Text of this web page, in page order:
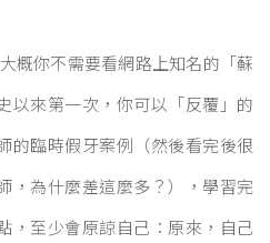
概你不需要看網路上知名的「蘇
以來第一次，你可以「反覆」的
的臨時假牙案例（然後看完後很
，為什麼差這麼多？），學習完
，至少會原諒自己：原來，自己